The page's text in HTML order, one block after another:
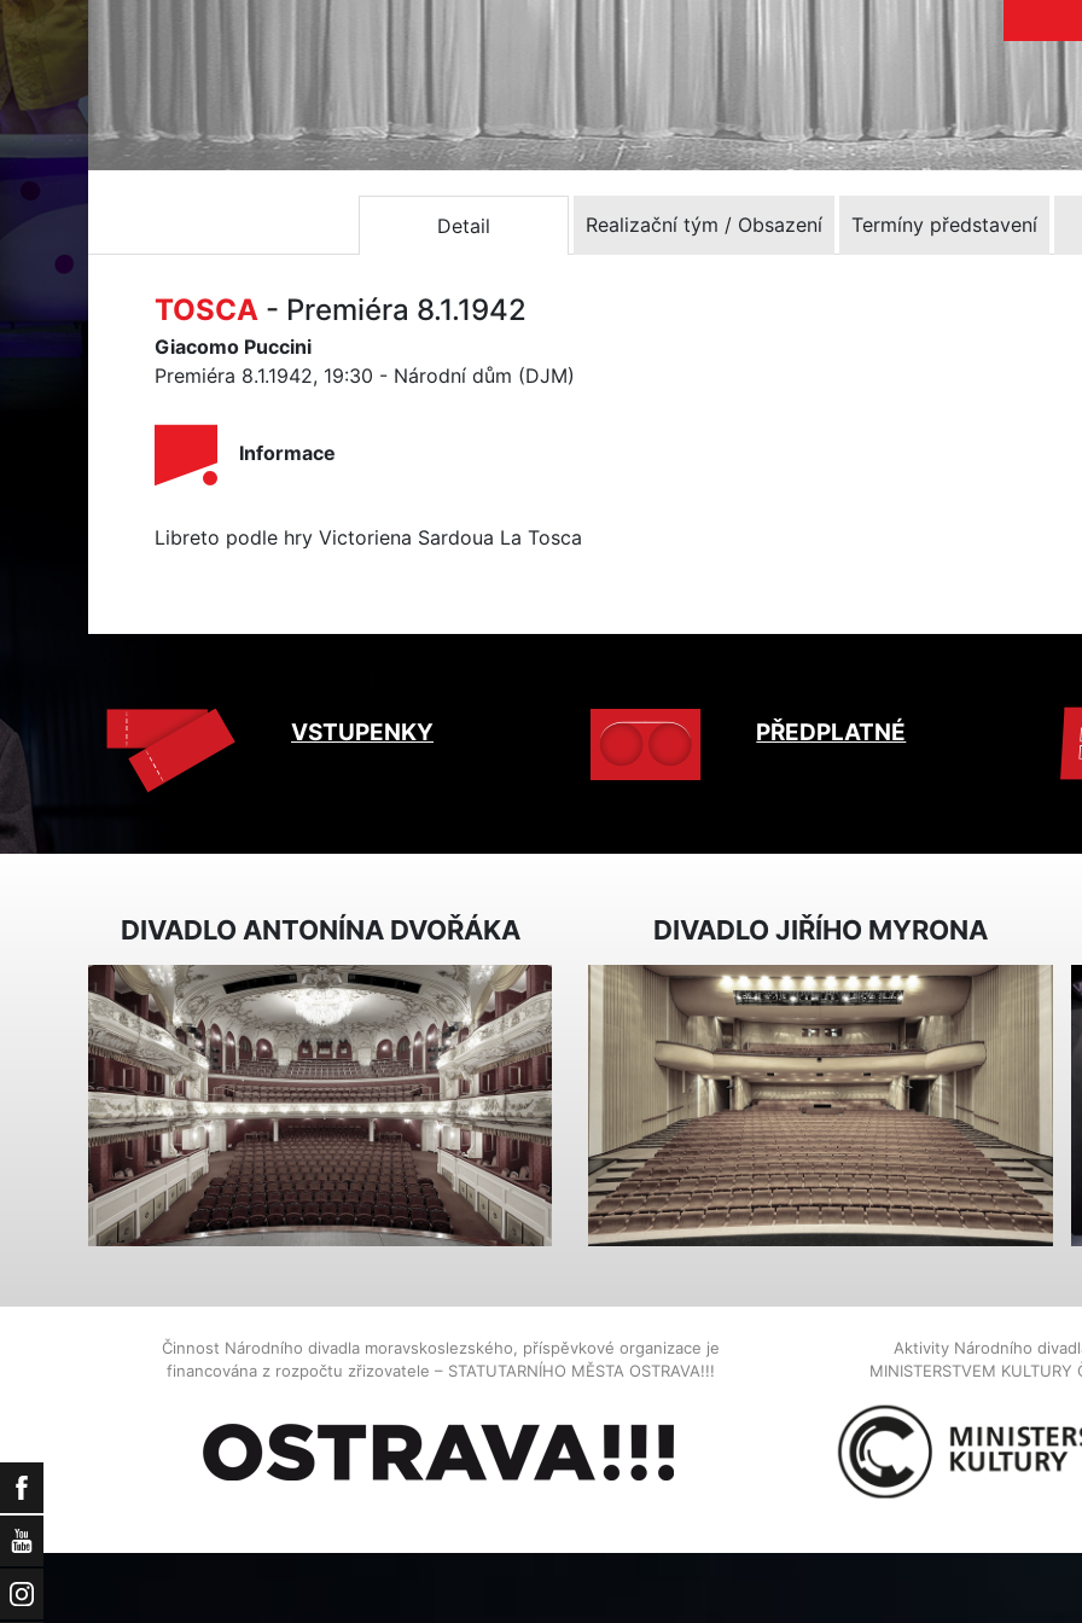
Facebook
YouTube
Instagram
Detail Realizační tým / Obsazení Termíny představení
TOSCA - Premiéra 8.1.1942
Giacomo Puccini
Premiéra 8.1.1942, 19:30 - Národní dům (DJM)
Informace
Libreto podle hry Victoriena Sardoua La Tosca
VSTUPENKY PŘEDPLATNÉ
DIVADLO ANTONÍNA DVOŘÁKA DIVADLO JIŘÍHO MYRONA
Činnost Národního divadla moravskoslezského, příspěvkové organizace je
financována z rozpočtu zřizovatele – STATUTARNÍHO MĚSTA OSTRAVA!!!
Aktivity Národního
MINISTERSTVEM KULTURY